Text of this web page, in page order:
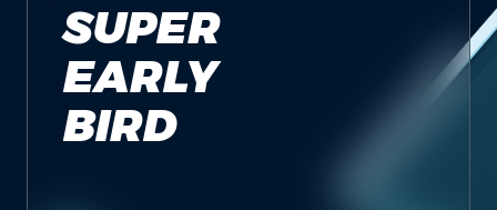
SUPER
EARLY
BIRD